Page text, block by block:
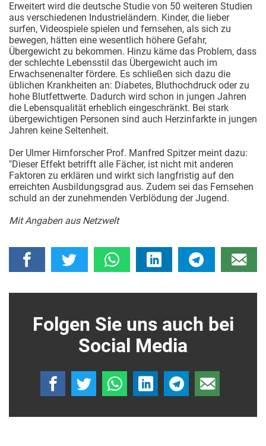
Erweitert wird die deutsche Studie von 50 weiteren Studien
aus verschiedenen Industrieländern. Kinder, die lieber
surfen, Videospiele spielen und fernsehen, als sich zu
bewegen, hätten eine wesentlich höhere Gefahr,
Übergewicht zu bekommen. Hinzu käme das Problem, dass
der schlechte Lebensstil das Übergewicht auch im
Erwachsenenalter fördere. Es schließen sich dazu die
üblichen Krankheiten an: Diabetes, Bluthochdruck oder zu
hohe Blutfettwerte. Dadurch wird schon in jungen Jahren
die Lebensqualität erheblich eingeschränkt. Bei stark
übergewichtigen Personen sind auch Herzinfarkte in jungen
Jahren keine Seltenheit.
Der Ulmer Hirnforscher Prof. Manfred Spitzer meint dazu:
"Dieser Effekt betrifft alle Fächer, ist nicht mit anderen
Faktoren zu erklären und wirkt sich langfristig auf den
erreichten Ausbildungsgrad aus. Zudem sei das Fernsehen
schuld an der zunehmenden Verblödung der Jugend.
Mit Angaben aus Netzwelt
Folgen Sie uns auch bei
Social Media